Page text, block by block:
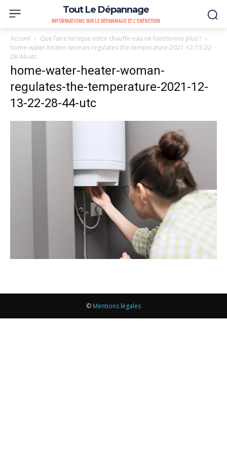
Tout Le Dépannage
INFORMATIONS SUR LE DÉPANNAGE ET L'ENTRETIEN
Accueil
Que faire lorsque votre chauffe-eau ne fonctionne plus ?
home-water-heater-woman-regulates-the-temperature-2021-12-13-22-
28-44-utc
home-water-heater-woman-
regulates-the-temperature-2021-12-
13-22-28-44-utc
© Mentions légales